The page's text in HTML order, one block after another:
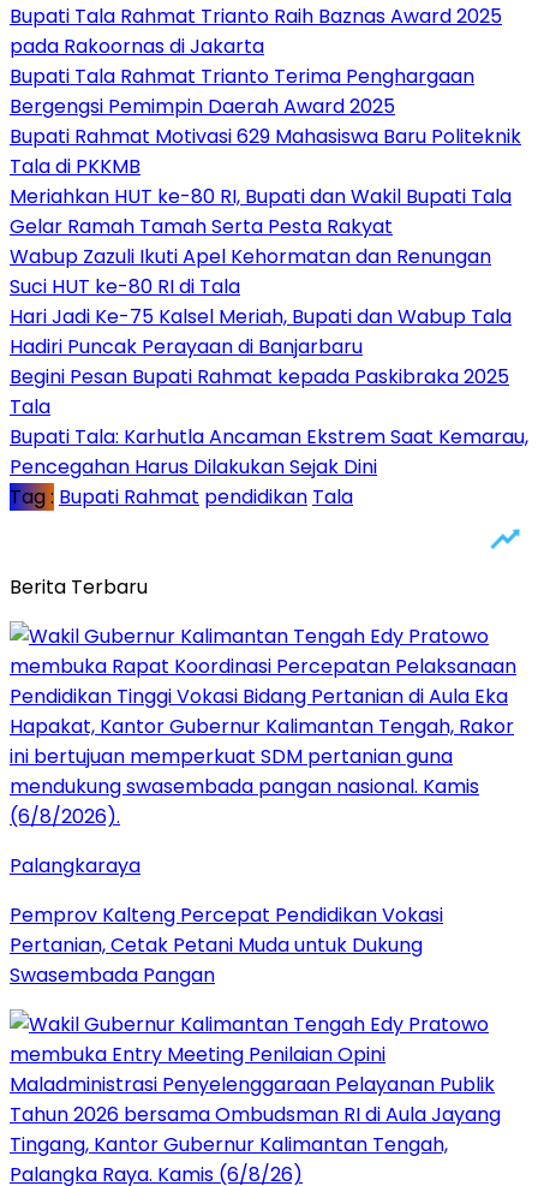
Bupati Tala Rahmat Trianto Raih Baznas Award 2025
pada Rakoornas di Jakarta
Bupati Tala Rahmat Trianto Terima Penghargaan
Bergengsi Pemimpin Daerah Award 2025
Bupati Rahmat Motivasi 629 Mahasiswa Baru Politeknik
Tala di PKKMB
Meriahkan HUT ke-80 RI, Bupati dan Wakil Bupati Tala
Gelar Ramah Tamah Serta Pesta Rakyat
Wabup Zazuli Ikuti Apel Kehormatan dan Renungan
Suci HUT ke-80 RI di Tala
Hari Jadi Ke-75 Kalsel Meriah, Bupati dan Wabup Tala
Hadiri Puncak Perayaan di Banjarbaru
Begini Pesan Bupati Rahmat kepada Paskibraka 2025
Tala
Bupati Tala: Karhutla Ancaman Ekstrem Saat Kemarau,
Pencegahan Harus Dilakukan Sejak Dini
Tag : Bupati Rahmat pendidikan Tala
Berita Terbaru
Palangkaraya
Pemprov Kalteng Percepat Pendidikan Vokasi
Pertanian, Cetak Petani Muda untuk Dukung
Swasembada Pangan